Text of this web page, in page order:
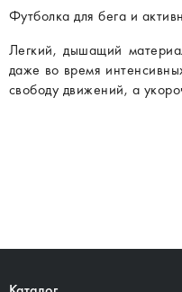
Футболка для бега и
Легкий, дышащий
даже во время
свободу движений, а